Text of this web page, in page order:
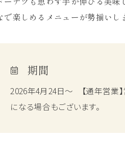
で楽しめるメニューが勢揃いし
期間
2026年4月24日～ 【通年営業
になる場合もございます。